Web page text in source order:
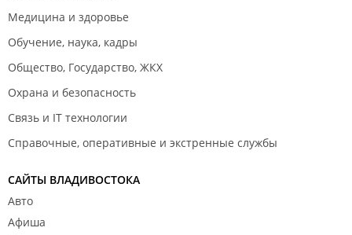
Медицина и здоровье
Обучение, наука, кадры
Общество, Государство, ЖКХ
Охрана и безопасность
Связь и IT технологии
Справочные, оперативные и экстренные службы
САЙТЫ ВЛАДИВОСТОКА
Авто
Афиша